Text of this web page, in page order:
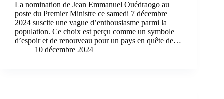
La nomination de Jean Emmanuel Ouédraogo au
poste du Premier Ministre ce samedi 7 décembre
2024 suscite une vague d’enthousiasme parmi la
population. Ce choix est perçu comme un symbole
d’espoir et de renouveau pour un pays en quête de…
10 décembre 2024